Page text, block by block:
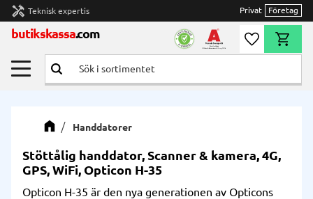
Meny
handyman Teknisk expertis Privat Företag
butikskassa.com Önskelista
Handdatorer
Stöttålig handdator, Scanner & kamera, 4G,
GPS, WiFi, Opticon H-35
Opticon H-35 är den nya generationen av Opticons